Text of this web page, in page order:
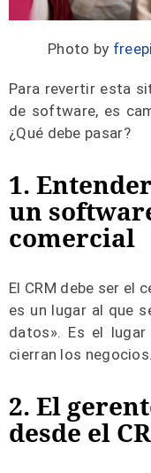
Photo by
Para revertir esta
de software, es
¿Qué debe pasar?
1.
un
comercial
El CRM debe ser el
es un lugar al que
datos». Es el
cierran los
2. El
desde el